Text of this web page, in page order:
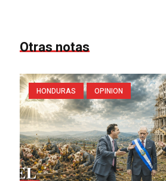
Otras notas
HONDURAS OPINION